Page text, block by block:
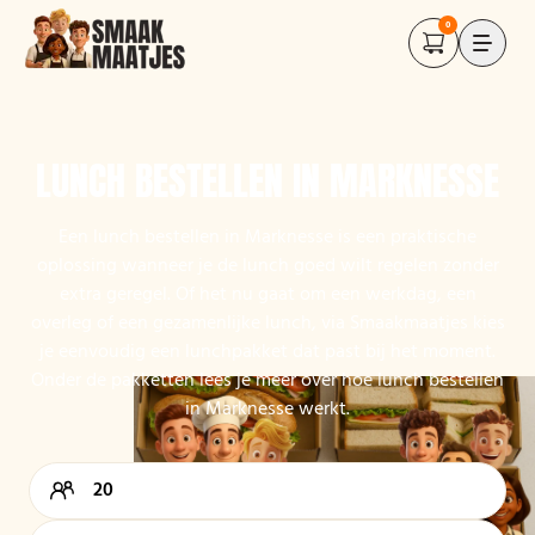
0
Onder de pakketten lees je meer over hoe lunch bestellen
in Marknesse werkt.